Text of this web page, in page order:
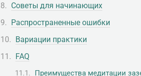
Советы для начинающих
Распространенные ошибки
Вариации практики
FAQ
Преимущества медитации